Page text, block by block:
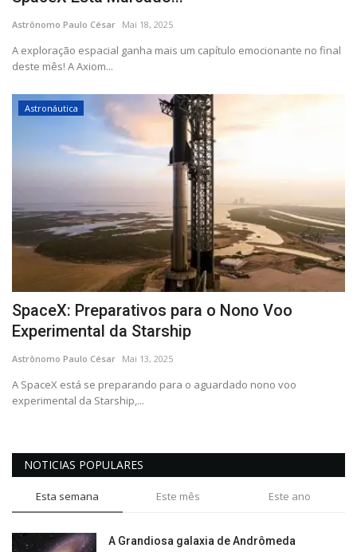
Astrônomo Paulo César Mai 18, 2025
A exploração espacial ganha mais um capítulo emocionante no final
deste mês! A Axiom...
Astronáutica
SpaceX: Preparativos para o Nono Voo
Experimental da Starship
Astrônomo Paulo César Mai 13, 2025
A SpaceX está se preparando para o aguardado nono voo
experimental da Starship,...
NOTICIAS POPULARES
Esta semana Este mês Este ano
A Grandiosa galaxia de Andrômeda